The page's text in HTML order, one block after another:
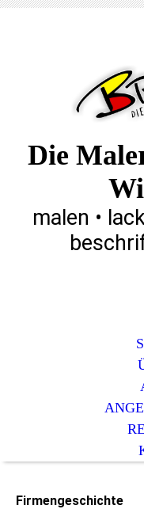
Die
malen •
Firmengeschichte